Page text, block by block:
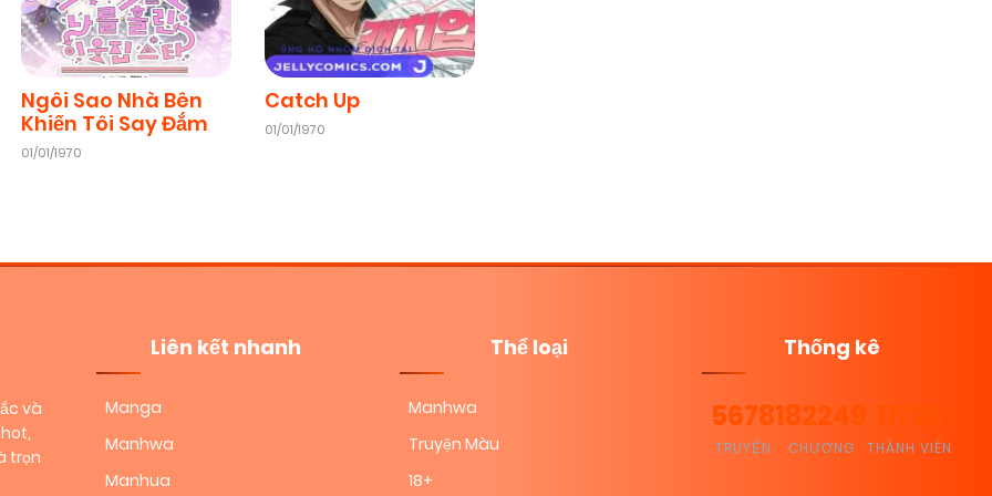
Chapter 46(VIP) 27/05/2026
19/05/2026
Ngôi Sao Nhà Bên
Khiến Tôi Say Đắm
01/01/1970
Catch Up
01/01/1970
và
trọn
Liên kết nhanh
Manga
Manhwa
Manhua
Thể loại
Manhwa
Truyện Màu
18+
Thống kê
5678
TRUYỆN
182249
CHƯƠNG THÀNH VIÊN